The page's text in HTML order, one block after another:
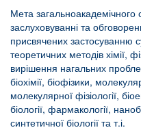
Мета
заслуховуванні та
присвячених застосуванню
теоретичних методів хімії,
вирішення нагальних
біохімії, біофізики,
молекулярної фізіології,
біології, фармакології,
синтетичної біології та т.і.